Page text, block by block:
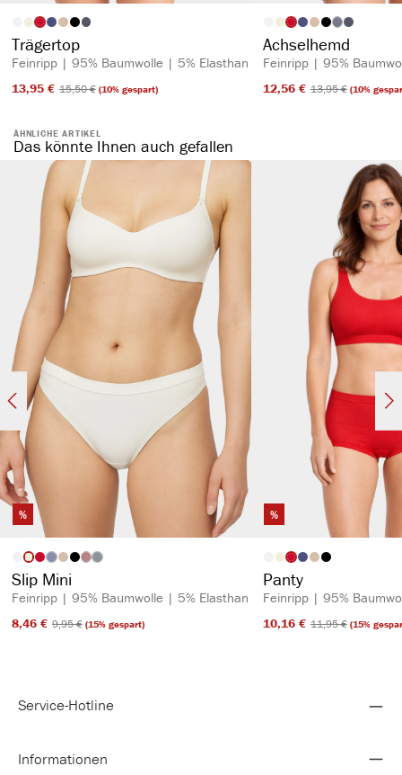
Artikelfarbeauswählen
Trägertop
Feinripp | 95% Baumwolle | 5% Elasthan
13,95 €​ 15,50 €​(10% gespart)
Artikelfarbe(Diese Option
Achselhemd
Feinripp | 95%
12,56 €​ 13,95 €​(10%
ÄHNLICHE ARTIKEL
Das könnte Ihnen auch gefallen
%
Artikelfarbeauswählen
(Diese Option ist zurzeit nicht verfügbar.)
(Diese Option ist zurzeit nicht verfügbar.)
(Diese Option ist zurzeit nicht verfügbar.)
Slip Mini
Feinripp | 95% Baumwolle | 5% Elasthan
8,46 €​ 9,95 €​(15% gespart)
%
Artikelfarbe
Panty
Feinripp | 95%
10,16 €​ 11,95 €​(15%
Service-Hotline
Informationen